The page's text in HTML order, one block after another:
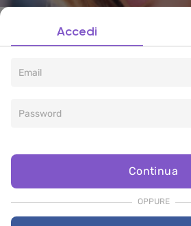
Accedi
Continua
OPPURE